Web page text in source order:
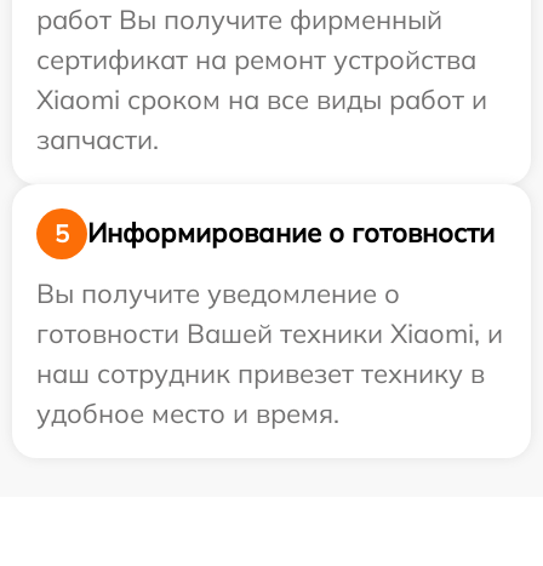
работ Вы получите фирменный
сертификат на ремонт устройства
Xiaomi сроком на все виды работ и
запчасти.
5
Информирование о готовности
Вы получите уведомление о
готовности Вашей техники Xiaomi, и
наш сотрудник привезет технику в
удобное место и время.